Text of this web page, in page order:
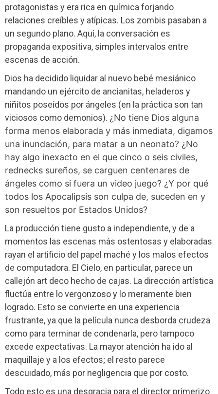
protagonistas y era rica en química forjando
relaciones creíbles y atípicas. Los zombis pasaban a
un segundo plano. Aquí, la conversación es
propaganda expositiva, simples intervalos entre
escenas de acción.
Dios ha decidido liquidar al nuevo bebé mesiánico
mandando un ejército de ancianitas, heladeros y
niñitos poseídos por ángeles (en la práctica son tan
viciosos como demonios). ¿No tiene Dios alguna
forma menos elaborada y más inmediata, digamos
una inundación, para matar a un neonato? ¿No
hay algo inexacto en el que cinco o seis civiles,
rednecks sureños, se carguen centenares de
ángeles como si fuera un video juego? ¿Y por qué
todos los Apocalipsis son culpa de, suceden en y
son resueltos por Estados Unidos?
La producción tiene gusto a independiente, y de a
momentos las escenas más ostentosas y elaboradas
rayan el artificio del papel maché y los malos efectos
de computadora. El Cielo, en particular, parece un
callejón art deco hecho de cajas. La dirección artística
fluctúa entre lo vergonzoso y lo meramente bien
logrado. Esto se convierte en una experiencia
frustrante, ya que la película nunca desborda crudeza
como para terminar de condenarla, pero tampoco
excede expectativas. La mayor atención ha ido al
maquillaje y a los efectos; el resto parece
descuidado, más por negligencia que por costo.
Todo esto es una desgracia para el director primerizo